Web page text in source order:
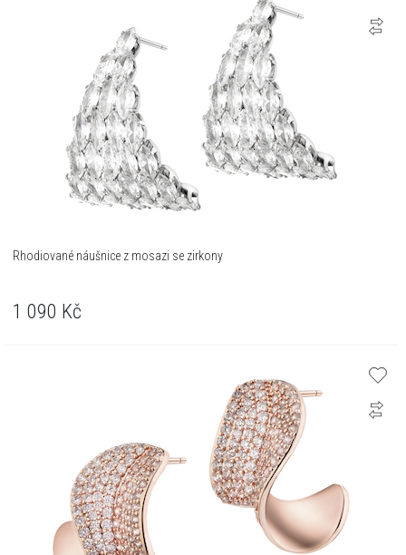
Rhodiované náušnice z mosazi se zirkony
1 090 Kč